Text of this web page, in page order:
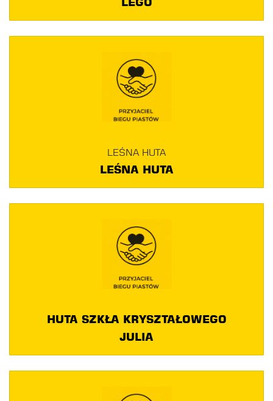
LEGO
LEŚNA HUTA
LEŚNA HUTA
HUTA SZKŁA KRYSZTAŁOWEGO
JULIA